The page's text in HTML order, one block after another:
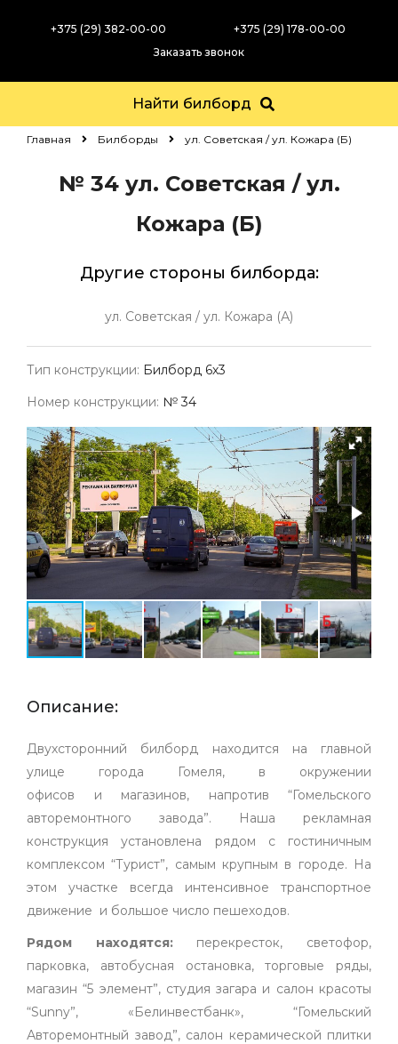
+375 (29) 382-00-00
+375 (29) 178-00-00
Заказать звонок
Найти билборд
Главная Билборды ул. Советская / ул. Кожара (Б)
№ 34ул. Советская / ул.
Кожара (Б)
Другие стороны билборда:
ул. Советская / ул. Кожара (А)
Тип конструкции: Билборд 6х3
Номер конструкции: № 34
Описание:
Двухсторонний билборд находится на главной
улице города Гомеля, в окружении
офисов и магазинов, напротив “Гомельского
авторемонтного завода”. Наша рекламная
конструкция установлена рядом с гостиничным
комплексом “Турист”, самым крупным в городе. На
этом участке всегда интенсивное транспортное
движение и большое число пешеходов.
Рядом находятся:перекресток, светофор,
парковка, автобусная остановка, торговые ряды,
магазин “5 элемент”, студия загара и салон красоты
“Sunny”, «Белинвестбанк», “Гомельский
Авторемонтный завод”, салон керамической плитки